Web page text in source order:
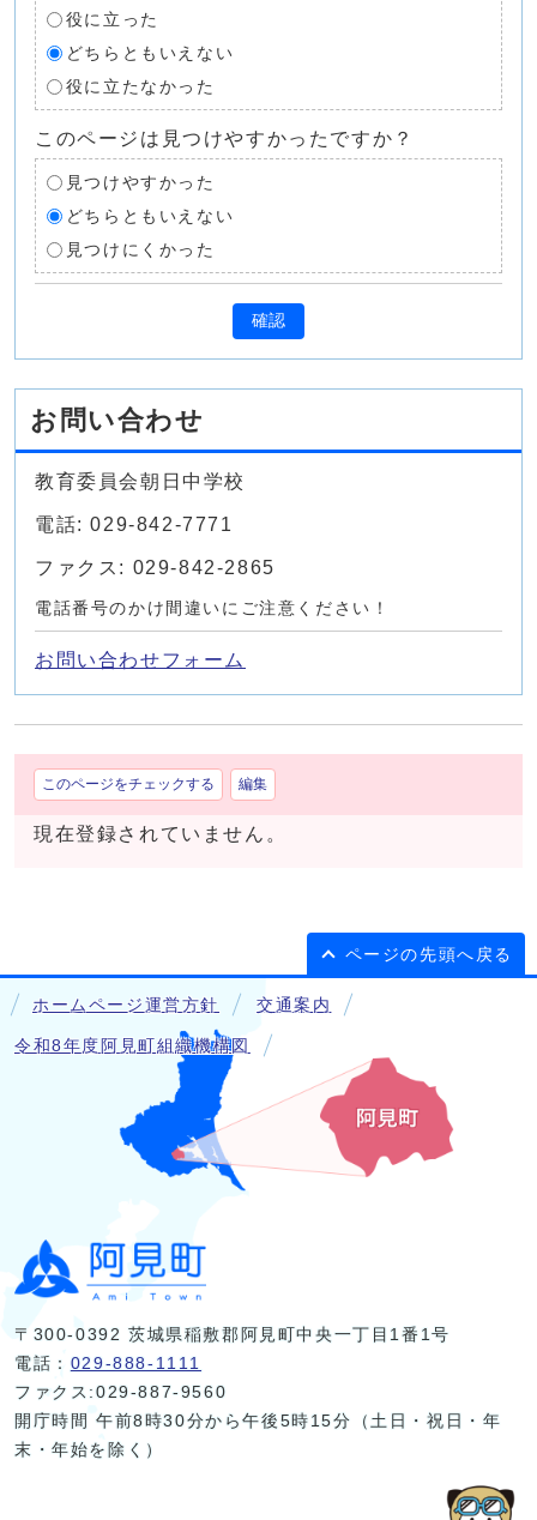
役に立った
どちらともいえない
役に立たなかった
このページは見つけやすかったですか？
見つけやすかった
どちらともいえない
見つけにくかった
確認
お問い合わせ
教育委員会朝日中学校
電話: 029-842-7771
ファクス: 029-842-2865
電話番号のかけ間違いにご注意ください！
お問い合わせフォーム
このページをチェックする 編集
現在登録されていません。
ページの先頭へ戻る
ホームページ運営方針 交通案内
令和8年度阿見町組織機構図
〒300-0392 茨城県稲敷郡阿見町中央一丁目1番1号
電話： 029-888-1111
ファクス:029-887-9560
開庁時間 午前8時30分から午後5時15分（土日・祝日・年
末・年始を除く）